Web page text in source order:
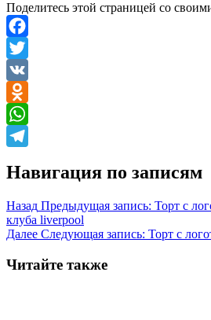
Поделитесь этой страницей со
Facebook
Twitter
VK
Odnoklassniki
WhatsApp
Навигация по записям
Назад Предыдущая запись: Торт с
клуба liverpool
Далее Следующая запись: Торт с
Читайте также